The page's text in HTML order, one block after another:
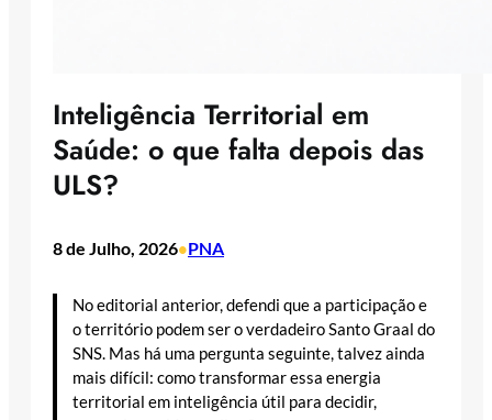
Inteligência Territorial em
Saúde: o que falta depois das
ULS?
8 de Julho, 2026•PNA
No editorial anterior, defendi que a participação e
o território podem ser o verdadeiro Santo Graal do
SNS. Mas há uma pergunta seguinte, talvez ainda
mais difícil: como transformar essa energia
territorial em inteligência útil para decidir,